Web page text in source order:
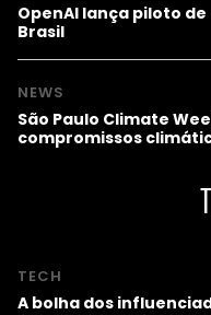
OpenAI lança piloto
Brasil
NEWS
São Paulo Climate
compromissos
TECH
A bolha dos